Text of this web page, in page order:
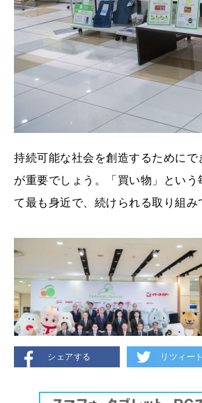
持続可能な社会を創造するために
が重要でしょう。「買い物」とい
て最も身近で、続けられる取り組
シェアする リツィート